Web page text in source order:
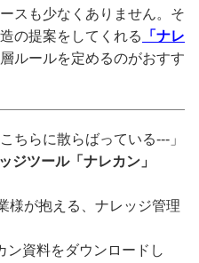
スも少なくありません。そ
の提案をしてくれる
「ナレ
ルールを定めるのがおすす
ちらに散らばっている---」
ジツール「ナレカン」
様が抱える、ナレッジ管理
ン資料をダウンロードし